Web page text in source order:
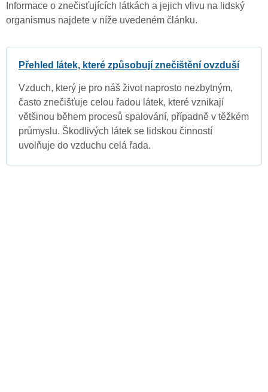
Informace o znečisťujících látkách a jejich vlivu na lidský
organismus najdete v níže uvedeném článku.
Přehled látek, které způsobují znečištění ovzduší
Vzduch, který je pro náš život naprosto nezbytným,
často znečišťuje celou řadou látek, které vznikají
většinou během procesů spalování, případně v těžkém
průmyslu. Škodlivých látek se lidskou činností
uvolňuje do vzduchu celá řada.